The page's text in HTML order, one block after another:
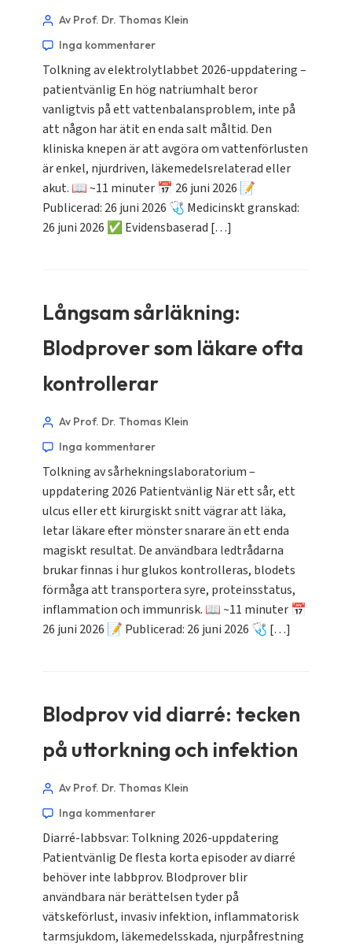
Av Prof. Dr. Thomas Klein
Inga kommentarer
Tolkning av elektrolytlabbet 2026-uppdatering –
patientvänlig En hög natriumhalt beror
vanligtvis på ett vattenbalansproblem, inte på
att någon har ätit en enda salt måltid. Den
kliniska knepen är att avgöra om vattenförlusten
är enkel, njurdriven, läkemedelsrelaterad eller
akut. 📖 ~11 minuter 📅 26 juni 2026 📝
Publicerad: 26 juni 2026 🩺 Medicinskt granskad:
26 juni 2026 ✅ Evidensbaserad […]
Långsam sårläkning:
Blodprover som läkare ofta
kontrollerar
Av Prof. Dr. Thomas Klein
Inga kommentarer
Tolkning av sårhekningslaboratorium –
uppdatering 2026 Patientvänlig När ett sår, ett
ulcus eller ett kirurgiskt snitt vägrar att läka,
letar läkare efter mönster snarare än ett enda
magiskt resultat. De användbara ledtrådarna
brukar finnas i hur glukos kontrolleras, blodets
förmåga att transportera syre, proteinsstatus,
inflammation och immunrisk. 📖 ~11 minuter 📅
26 juni 2026 📝 Publicerad: 26 juni 2026 🩺 […]
Blodprov vid diarré: tecken
på uttorkning och infektion
Av Prof. Dr. Thomas Klein
Inga kommentarer
Diarré-labbsvar: Tolkning 2026-uppdatering
Patientvänlig De flesta korta episoder av diarré
behöver inte labbprov. Blodprover blir
användbara när berättelsen tyder på
vätskeförlust, invasiv infektion, inflammatorisk
tarmsjukdom, läkemedelsskada, njurpåfrestning